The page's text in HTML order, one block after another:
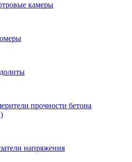
камеры
прочности бетона
напряжения